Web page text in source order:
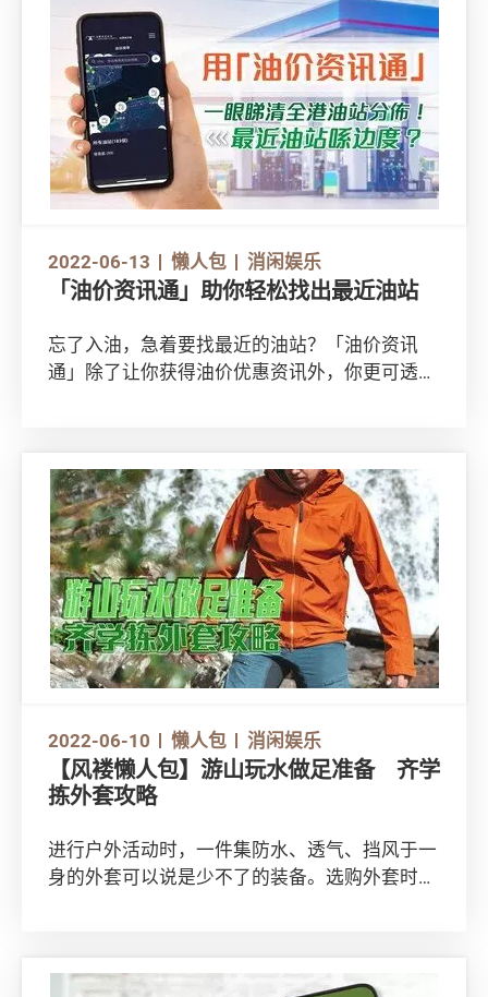
的跑步装备，提升运动表现？
2022-06-13 懒人包 消闲娱乐
「油价资讯通」助你轻松找出最近油站
忘了入油，急着要找最近的油站？「油价资讯
通」除了让你获得油价优惠资讯外，你更可透过
2022-06-10 懒人包 消闲娱乐
【风褛懒人包】游山玩水做足准备 齐学
拣外套攻略
进行户外活动时，一件集防水、透气、挡风于一
身的外套可以说是少不了的装备。选购外套时，